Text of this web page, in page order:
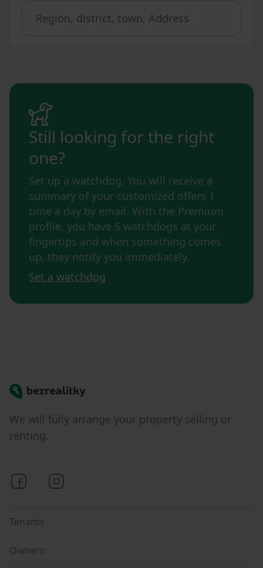
Still looking for the right
one?
Set up a watchdog. You will receive a
summary of your customized offers 1
time a day by email. With the Premium
profile, you have 5 watchdogs at your
fingertips and when something comes
up, they notify you immediately.
Set a watchdog
Bezrealitky
We will fully arrange your property selling or
renting.
Bezrealitky on Facebook
Tenants
Owners